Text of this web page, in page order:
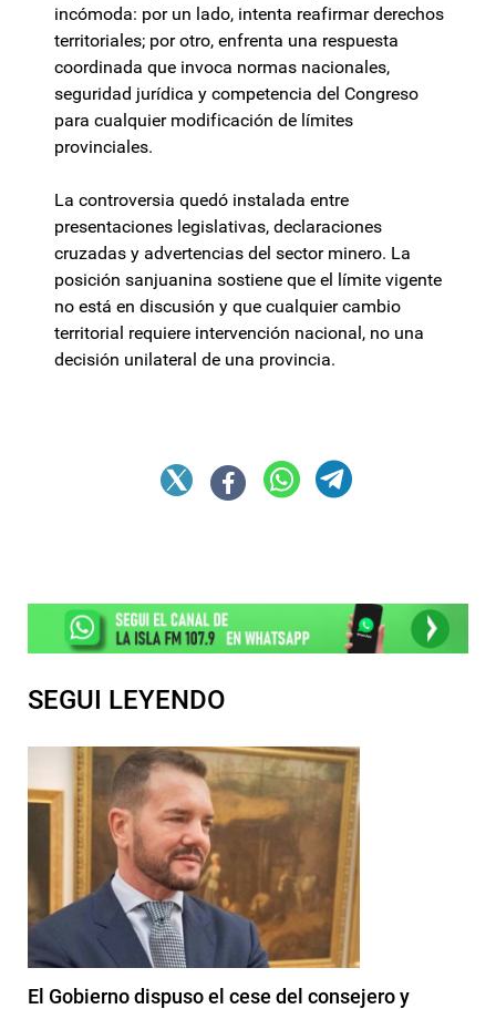
incómoda: por un lado, intenta reafirmar derechos
territoriales; por otro, enfrenta una respuesta
coordinada que invoca normas nacionales,
seguridad jurídica y competencia del Congreso
para cualquier modificación de límites
provinciales.
La controversia quedó instalada entre
presentaciones legislativas, declaraciones
cruzadas y advertencias del sector minero. La
posición sanjuanina sostiene que el límite vigente
no está en discusión y que cualquier cambio
territorial requiere intervención nacional, no una
decisión unilateral de una provincia.
SEGUI LEYENDO
El Gobierno dispuso el cese del consejero y